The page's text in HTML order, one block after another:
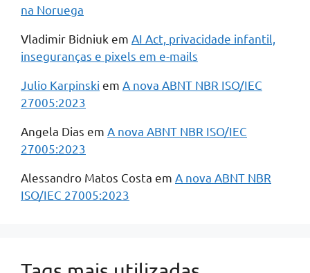
na Noruega
Vladimir Bidniuk em AI Act, privacidade infantil,
inseguranças e pixels em e-mails
Julio Karpinski em A nova ABNT NBR ISO/IEC
27005:2023
Angela Dias em A nova ABNT NBR ISO/IEC
27005:2023
Alessandro Matos Costa em A nova ABNT NBR
ISO/IEC 27005:2023